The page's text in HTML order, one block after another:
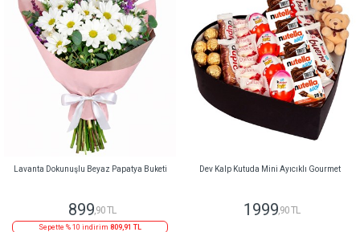
Lavanta Dokunuşlu Beyaz Papatya Buketi
899,90 TL
Sepette % 10 indirim 809,91 TL
Dev Kalp Kutuda Mini Ayıcıklı Gourmet
1999,90 TL